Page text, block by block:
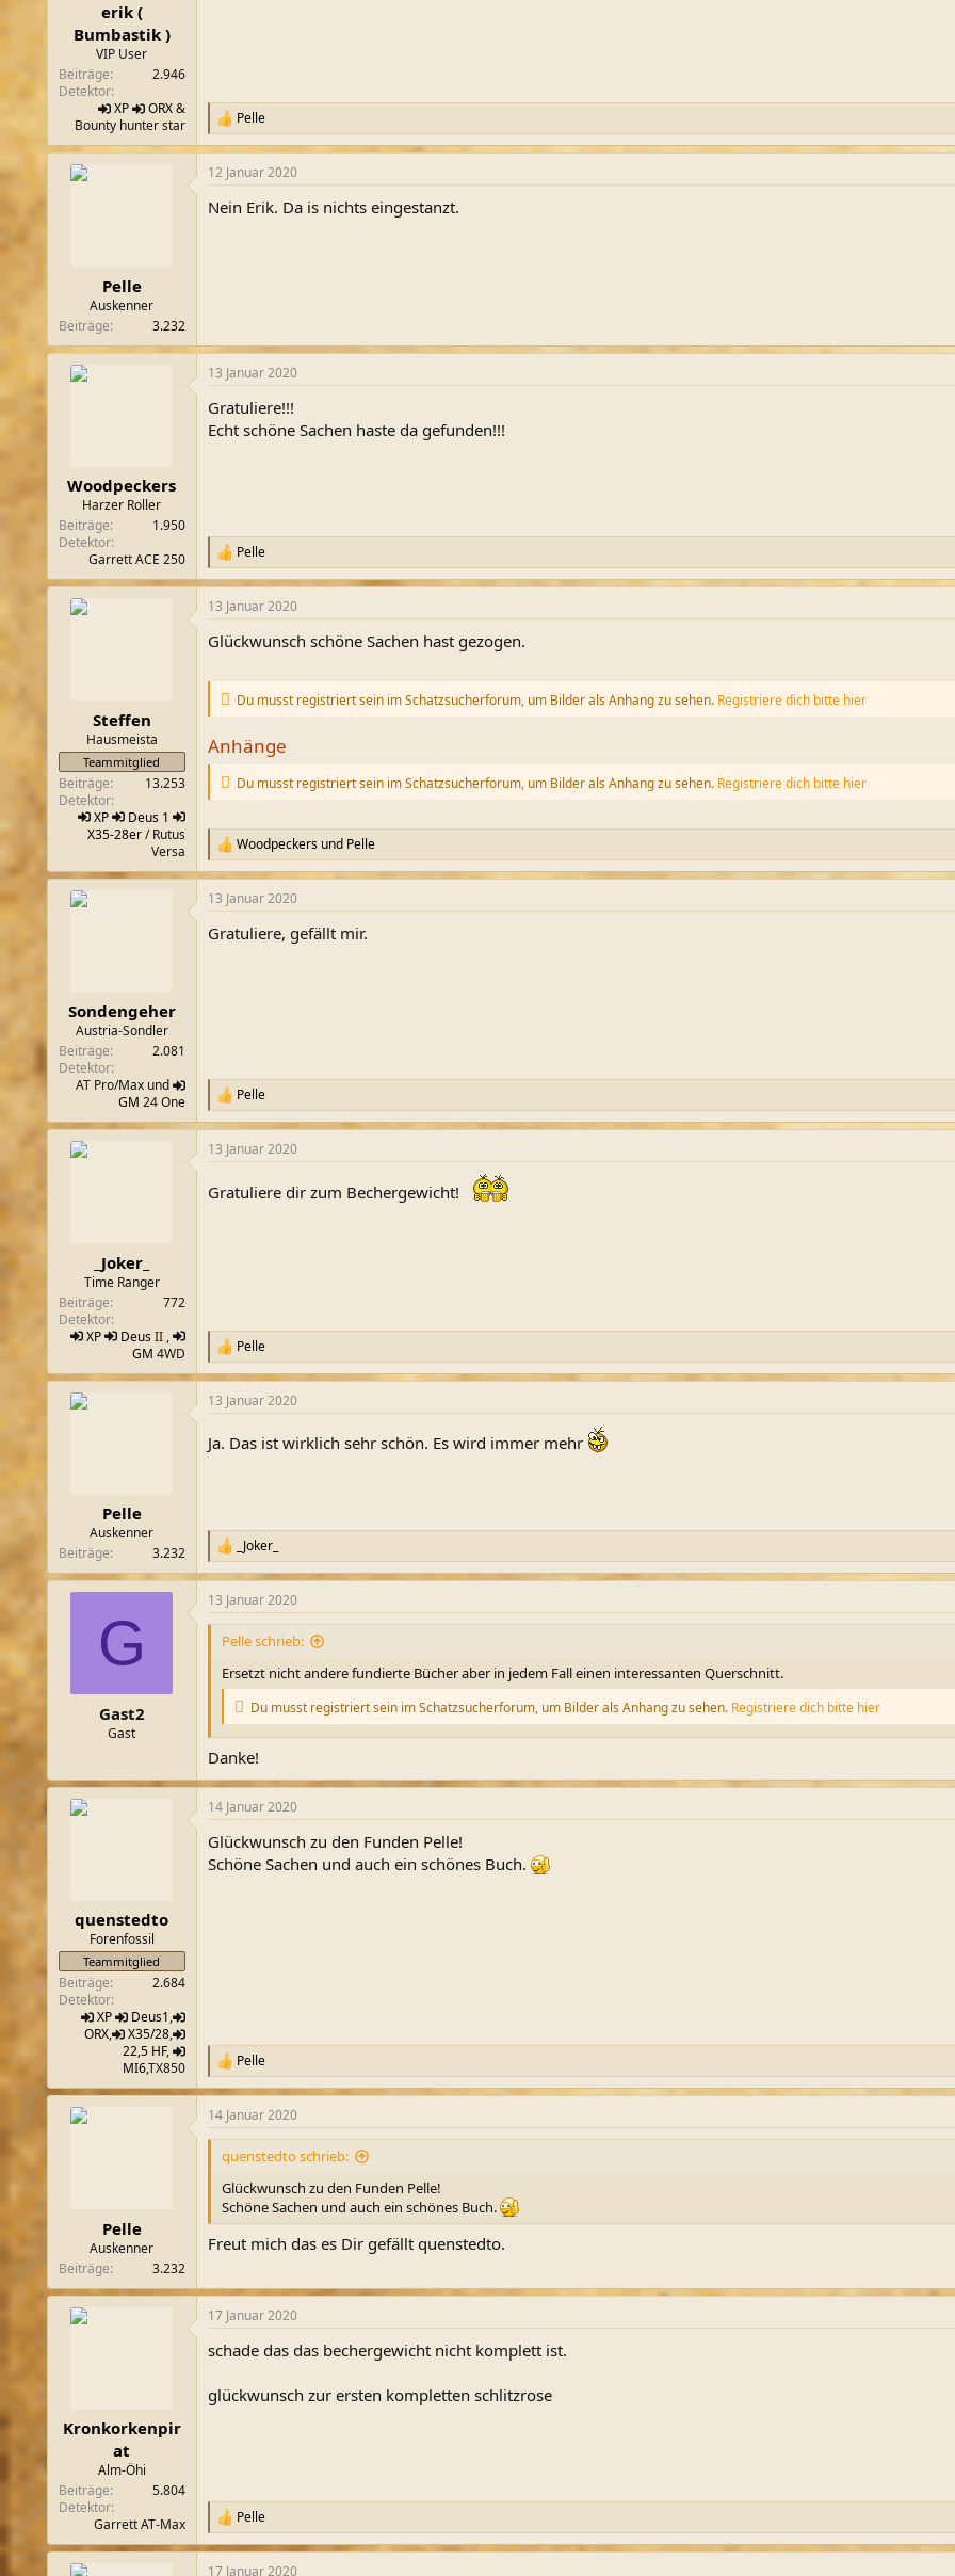
erik (
Bumbastik )
VIP User
Beiträge
2.946
Detektor
XP
ORX&
Bounty hunter star
R
e
a
k
i
Pelle
Pelle
Auskenner
Beiträge
3.232
12 Januar 2020
Nein Erik. Da is nichts eingestanzt.
Woodpeckers
Harzer Roller
Beiträge
1.950
Detektor
Garrett ACE 250
13 Januar 2020
Gratuliere!!!
Echt schöne Sachen haste da gefunden!!!
R
e
a
k
i
e
Pelle
Steffen
Hausmeista
Teammitglied
Beiträge
13.253
Detektor
XP
Deus 1
X35-28er/ Rutus
Versa
13 Januar 2020
Glückwunsch schöne Sachen hast gezogen.
Du musst registriert sein im Schatzsucherforum, um Bilder als Anhang zu sehen. Registriere dich bitte hier
Anhänge
Du musst registriert sein im Schatzsucherforum, um Bilder als Anhang zu sehen. Registriere dich bitte hier
R
e
a
k
i
Woodpeckersund Pelle
Sondengeher
Austria-Sondler
Beiträge
2.081
Detektor
AT Pro/Max und
GM 24 One
13 Januar 2020
Gratuliere, gefällt mir.
R
e
a
k
i
o
Pelle
_Joker_
Time Ranger
Beiträge
772
Detektor
XP
DeusII ,
GM 4WD
13 Januar 2020
Gratuliere dir zum Bechergewicht!
R
e
a
k
i
o
Pelle
Pelle
Auskenner
Beiträge
3.232
13 Januar 2020
Ja. Das ist wirklich sehr schön. Es wird immer mehr
R
e
a
k
t
e
_Joker_
G
Gast2
Gast
13 Januar 2020
Pelle schrieb:
Ersetzt nicht andere fundierte Bücher aber in jedem Fall einen interessanten Querschnitt.
Du musst registriert sein im Schatzsucherforum, um Bilder als Anhang zu sehen. Registriere dich bitte hier
Danke!
quenstedto
Forenfossil
Teammitglied
Beiträge
2.684
Detektor
XP
Deus1,
ORX, X35/28,
22,5 HF,
MI6,TX850
14 Januar 2020
Glückwunsch zu den Funden Pelle!
Schöne Sachen und auch ein schönes Buch.
R
e
a
k
t
n
e
n
:
Pelle
Pelle
Auskenner
Beiträge
3.232
14 Januar 2020
quenstedto schrieb:
Glückwunsch zu den Funden Pelle!
Schöne Sachen und auch ein schönes Buch.
Freut mich das es Dir gefällt quenstedto.
Kronkorkenpir
at
Alm-Öhi
Beiträge
5.804
Detektor
Garrett AT-Max
17 Januar 2020
schade das das bechergewicht nicht komplett ist.
glückwunsch zur ersten kompletten schlitzrose
R
e
a
Pelle
17 Januar 2020